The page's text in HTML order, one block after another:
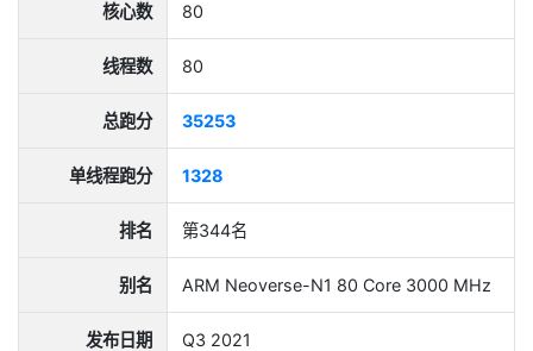
核心数 80
线程数 80
总跑分 35253
单线程跑分 1328
排名 第344名
别名 ARM Neoverse-N1 80 Core 3000 MHz
发布日期 Q3 2021